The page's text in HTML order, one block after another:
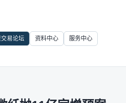
交易论坛 资料中心 服务中心